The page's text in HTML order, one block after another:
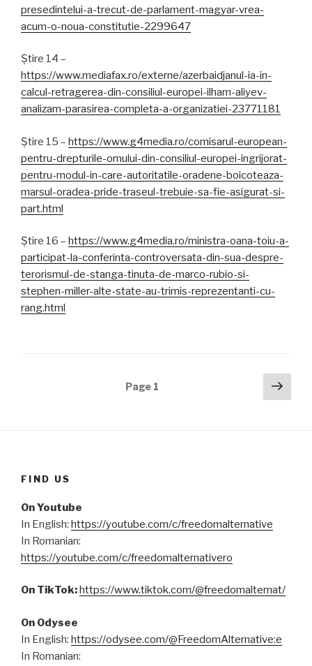
presedintelui-a-trecut-de-parlament-magyar-vrea-
acum-o-noua-constitutie-2299647
Știre 14 –
https://www.mediafax.ro/externe/azerbaidjanul-ia-in-
calcul-retragerea-din-consiliul-europei-ilham-aliyev-
analizam-parasirea-completa-a-organizatiei-23771181
Știre 15 – https://www.g4media.ro/comisarul-european-
pentru-drepturile-omului-din-consiliul-europei-ingrijorat-
pentru-modul-in-care-autoritatile-oradene-boicoteaza-
marsul-oradea-pride-traseul-trebuie-sa-fie-asigurat-si-
part.html
Știre 16 – https://www.g4media.ro/ministra-oana-toiu-a-
participat-la-conferinta-controversata-din-sua-despre-
terorismul-de-stanga-tinuta-de-marco-rubio-si-
stephen-miller-alte-state-au-trimis-reprezentanti-cu-
rang.html
Page 1
Next
FIND US
On Youtube
In English: https://youtube.com/c/freedomalternative
In Romanian:
https://youtube.com/c/freedomalternativero
On TikTok:https://www.tiktok.com/@freedomalternat/
On Odysee
In English: https://odysee.com/@FreedomAlternative:e
In Romanian: